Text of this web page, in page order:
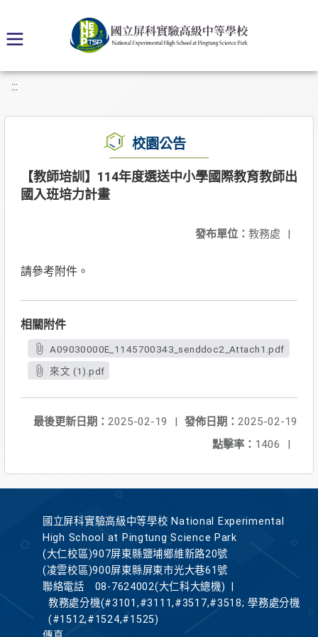
:::
校園公告
【教師培訓】114年度選送中小學國際教育教師出
國入班培力計畫
發布單位： 教務處 |
請參考附件。
相關附件
A09030000E_1145700343_senddoc2_Attach1.pdf
來文 (1).pdf
發佈日期： 2025-02-19
最後更新日期： 2025-02-19
|
點擊率： 1406 |
國立屏科實驗高級中等學校 National Experimental
High School at Pingtung Science Park
(大仁校區)907屏東縣鹽埔鄉維新路20號
(凌雲校區)900屏東縣屏東市光大巷61號
聯絡電話
08-7624002(大仁科大總機)
教務處分機(#3101,#3111,#3517,#3518; 學務處分機
(#1512,#1524,#1525)